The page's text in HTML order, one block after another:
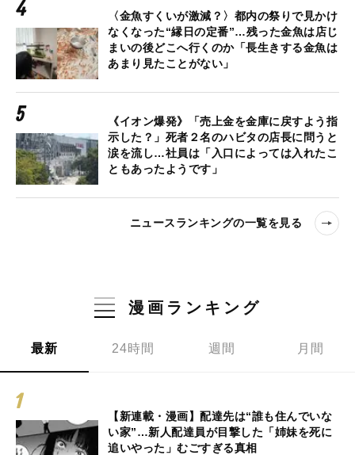
〈金魚すくいが激減？〉都内の祭りで見かけ
なくなった“縁日の定番”…残った金魚は店じ
まいの後どこへ行くのか「長生きする金魚は
あまり見たことがない」
《イオン爆発》「売上金を金庫に戻すよう指
示した？」死者２名のハビタの店長に問うと
涙を流し…社員は「入口によっては入れたこ
ともあったようです」
ニュースランキングの一覧を見る
漫画ランキング
最新 24時間 週間 月間
【新連載・漫画】配達先は“誰も住んでいな
い家”…新人配達員が目撃した「姉妹を死に
追いやった」むごすぎる真相